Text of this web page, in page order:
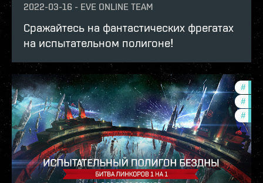
2022-03-16 - EVE ONLINE TEAM
Сражайтесь на фантастических фрегатах
на испытательном полигоне!
# in-
#
#